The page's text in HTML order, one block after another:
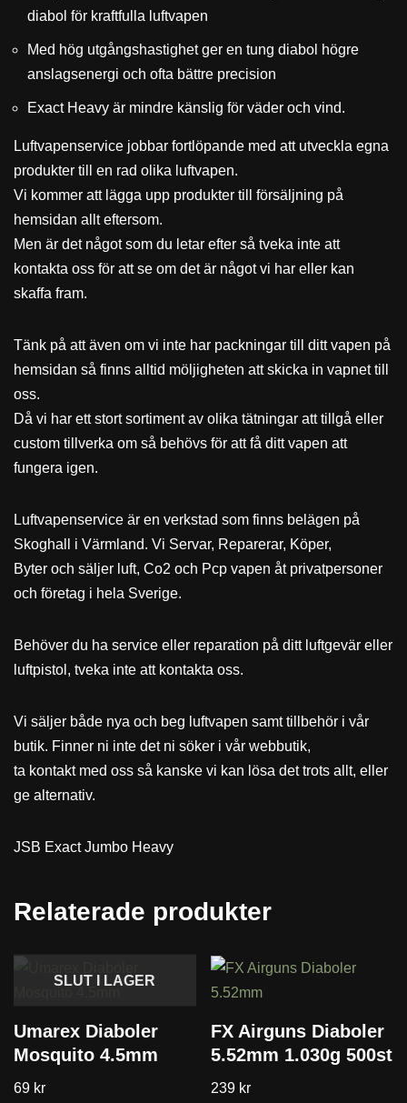
diabol för kraftfulla luftvapen
Med hög utgångshastighet ger en tung diabol högre
anslagsenergi och ofta bättre precision
Exact Heavy är mindre känslig för väder och vind.
Luftvapenservice jobbar fortlöpande med att utveckla egna
produkter till en rad olika luftvapen.
Vi kommer att lägga upp produkter till försäljning på
hemsidan allt eftersom.
Men är det något som du letar efter så tveka inte att
kontakta oss för att se om det är något vi har eller kan
skaffa fram.
Tänk på att även om vi inte har packningar till ditt vapen på
hemsidan så finns alltid möljigheten att skicka in vapnet till
oss.
Då vi har ett stort sortiment av olika tätningar att tillgå eller
custom tillverka om så behövs för att få ditt vapen att
fungera igen.
Luftvapenservice är en verkstad som finns belägen på
Skoghall i Värmland. Vi Servar, Reparerar, Köper,
Byter och säljer luft, Co2 och Pcp vapen åt privatpersoner
och företag i hela Sverige.
Behöver du ha service eller reparation på ditt luftgevär eller
luftpistol, tveka inte att kontakta oss.
Vi säljer både nya och beg luftvapen samt tillbehör i vår
butik. Finner ni inte det ni söker i vår webbutik,
ta kontakt med oss så kanske vi kan lösa det trots allt, eller
ge alternativ.
JSB Exact Jumbo Heavy
Relaterade produkter
SLUT I LAGER
Umarex Diaboler
Mosquito 4.5mm
69 kr
FX Airguns Diaboler
5.52mm 1.030g 500st
239 kr